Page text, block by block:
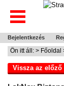
Bejelentkezés
Ön itt áll: > Főoldal
Vissza az előző